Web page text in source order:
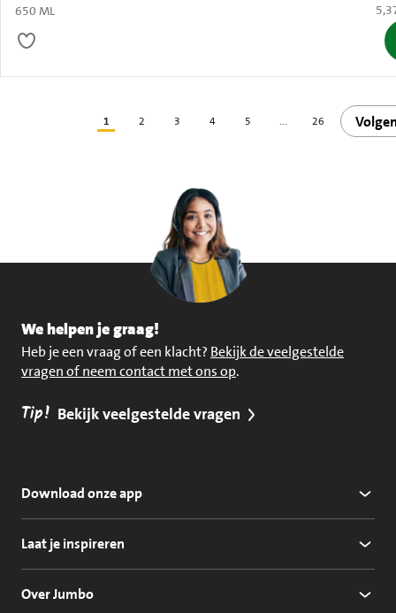
650 ML €
1 2 3 4 5 ... 26
We helpen je graag!
Heb je een vraag of een klacht? Bekijk de veelgestelde
vragen of neem contact met ons op.
Tip! Bekijk veelgestelde vragen
Download onze app
Laat je inspireren
Over Jumbo